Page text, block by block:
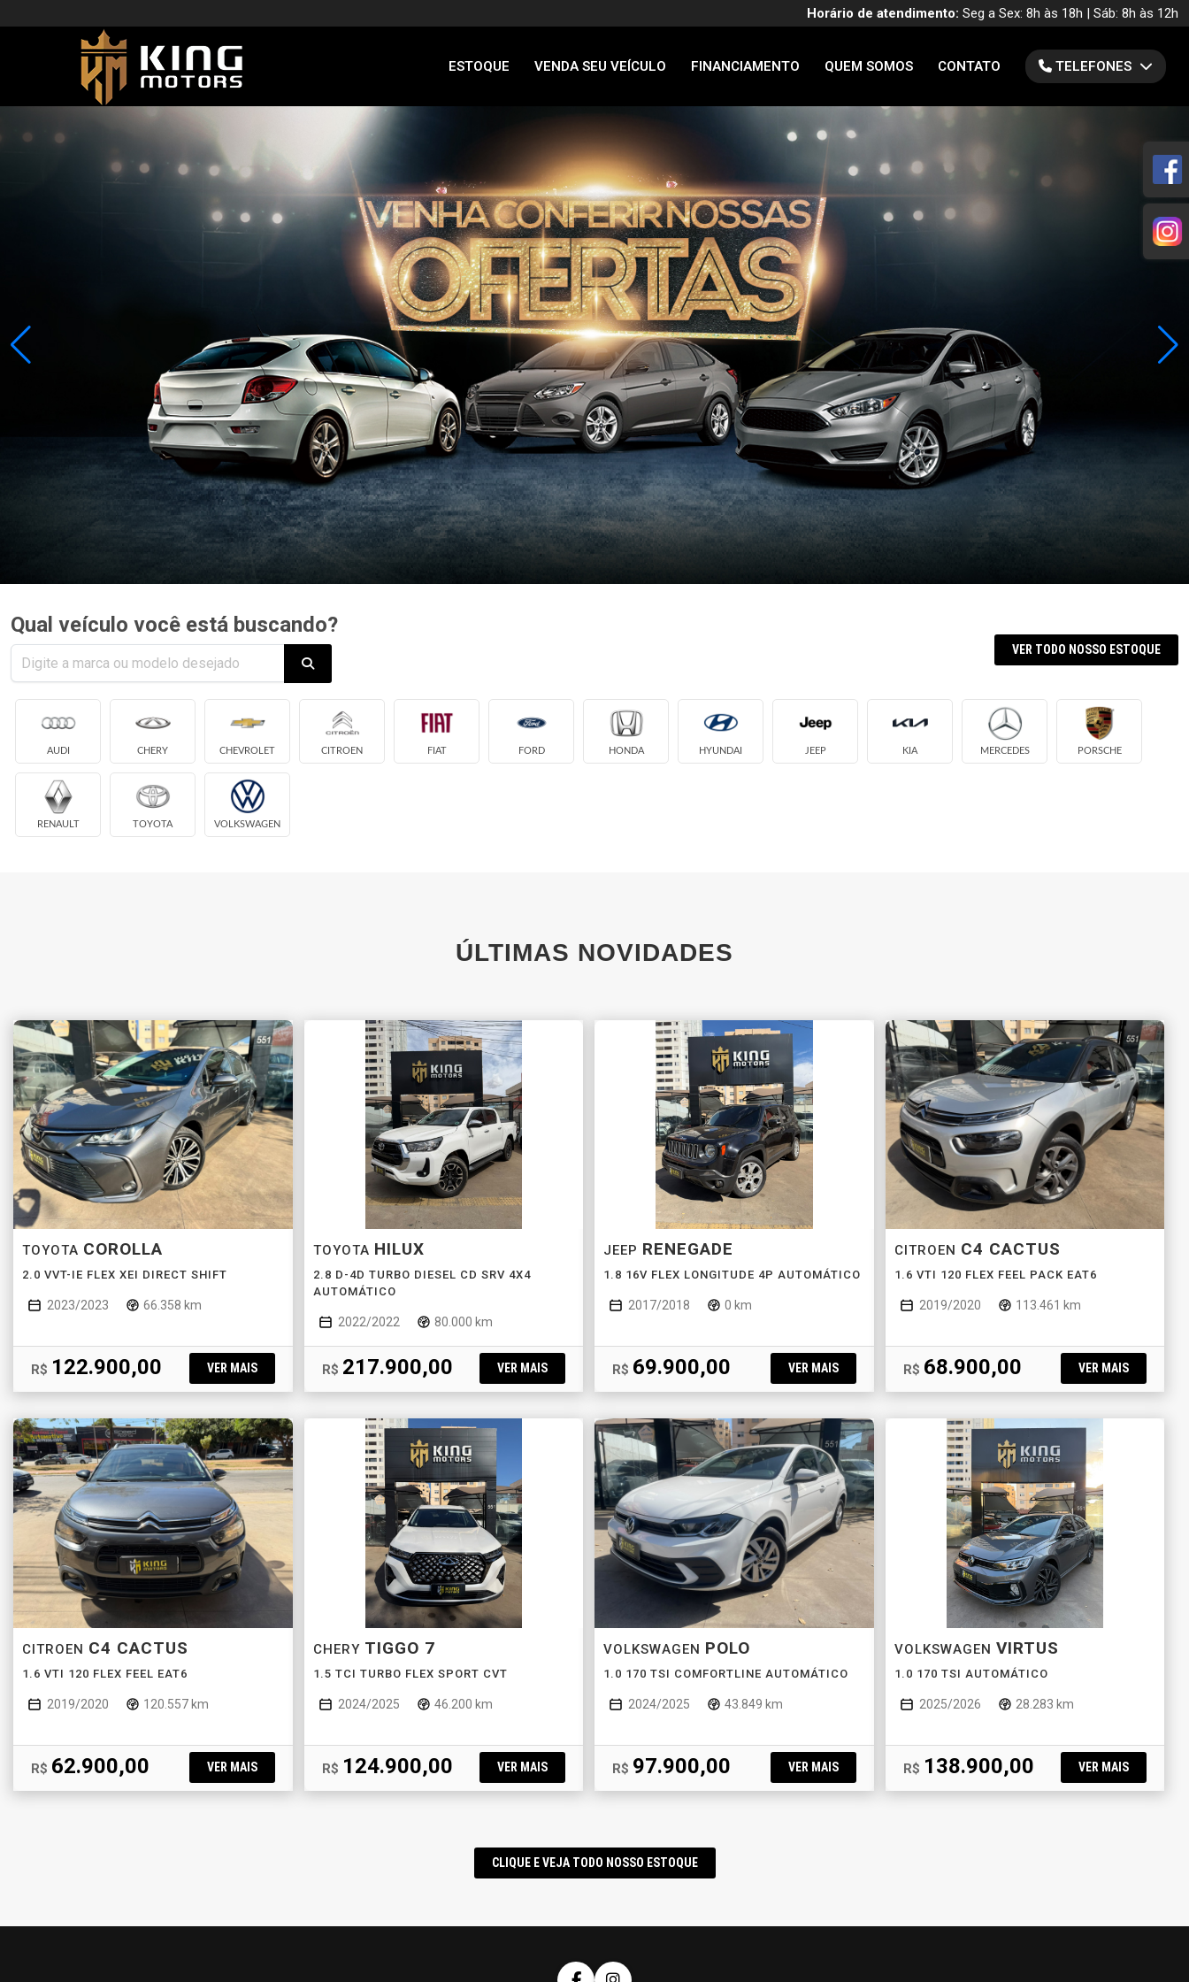
Horário de atendimento: Seg a Sex: 8h às 18h | Sáb: 8h às 12h
ESTOQUE VENDA SEU VEÍCULO FINANCIAMENTO QUEM SOMOS CONTATO TELEFONES
Qual veículo você está buscando?
VER TODO NOSSO ESTOQUE
AUDI CHERY CHEVROLET CITROEN FIAT FORD HONDA HYUNDAI JEEP KIA MERCEDES PORSCHE
RENAULT TOYOTA VOLKSWAGEN
ÚLTIMAS NOVIDADES
TOYOTA COROLLA
2.0 VVT-IE FLEX XEI DIRECT SHIFT
2023/2023 66.358 km
R$ 122.900,00 VER MAIS
TOYOTA HILUX
2.8 D-4D TURBO DIESEL CD SRV 4X4
AUTOMÁTICO
2022/2022 80.000 km
R$ 217.900,00 VER MAIS
JEEP RENEGADE
1.8 16V FLEX LONGITUDE 4P AUTOMÁTICO
2017/2018 0 km
R$ 69.900,00 VER MAIS
CITROEN C4 CACTUS
1.6 VTI 120 FLEX FEEL PACK EAT6
2019/2020 113.461 km
R$ 68.900,00 VER MAIS
CITROEN C4 CACTUS
1.6 VTI 120 FLEX FEEL EAT6
2019/2020 120.557 km
R$ 62.900,00 VER MAIS
CHERY TIGGO 7
1.5 TCI TURBO FLEX SPORT CVT
2024/2025 46.200 km
R$ 124.900,00 VER MAIS
VOLKSWAGEN POLO
1.0 170 TSI COMFORTLINE AUTOMÁTICO
2024/2025 43.849 km
R$ 97.900,00 VER MAIS
VOLKSWAGEN VIRTUS
1.0 170 TSI AUTOMÁTICO
2025/2026 28.283 km
R$ 138.900,00 VER MAIS
CLIQUE E VEJA TODO NOSSO ESTOQUE